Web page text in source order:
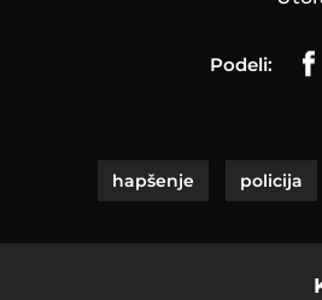
Podeli:
hapšenje policija